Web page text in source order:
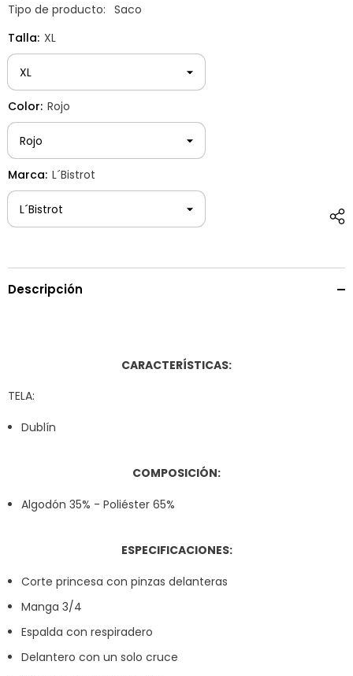
Tipo de producto: Saco
Talla: XL
Color: Rojo
Marca: L´Bistrot
Descripción
CARACTERÍSTICAS:
TELA:
Dublín
COMPOSICIÓN:
Algodón 35% - Poliéster 65%
ESPECIFICACIONES:
Corte princesa con pinzas delanteras
Manga 3/4
Espalda con respiradero
Delantero con un solo cruce